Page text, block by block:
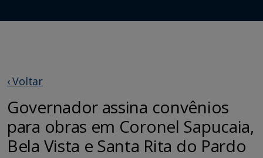
‹ Voltar
Governador assina convênios
para obras em Coronel Sapucaia,
Bela Vista e Santa Rita do Pardo